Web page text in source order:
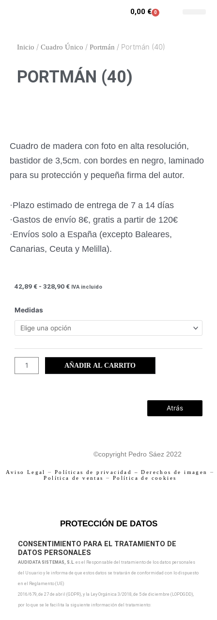
0,00 € 0
Carrito
Inicio / Cuadro Único / Portmán / Portmán (40)
PORTMÁN (40)
Cuadro de madera con foto en alta resolución,
bastidor de 3,5cm. con bordes en negro, laminado
para su protección y pequeña firma del autor.
·Plazo estimado de entrega de 7 a 14 días
·Gastos de envío 8€, gratis a partir de 120€
·Envíos solo a España (excepto Baleares,
Canarias, Ceuta y Melilla).
42,89€ - 328,90€Rango
42,89 €
328,90 €
IVA incluido
Medidas
Portmán
(40)
cantidad
AÑADIR AL CARRITO
Atrás
c
s
t
m
©copyright Pedro Sáez 2022
Aviso Legal –Políticas de privacidad – Derechos de imagen
–
Política de ventas
– Política de cookies
PROTECCIÓN DE DATOS
CONSENTIMIENTO PARA EL TRATAMIENTO DE
DATOS PERSONALES
AUDIDATA SISTEMAS, S.L es el Responsable del tratamiento de los datos personales
del Usuario y le informa de que estos datos se tratarán de conformidad con lo dispuesto
en el Reglamento (UE)
2016/679, de 27 de abril (GDPR), y la Ley Orgánica 3/2018, de 5 de diciembre (LOPDGDD),
por lo que se le facilita la siguiente información del tratamiento: